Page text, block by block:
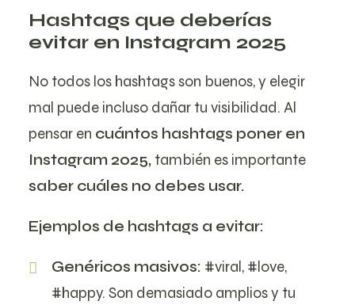
Hashtags que deberías
evitar en Instagram 2025
No todos los hashtags son buenos, y elegir
mal puede incluso dañar tu visibilidad. Al
pensar en cuántos hashtags poner en
Instagram 2025, también es importante
saber cuáles no debes usar.
Ejemplos de hashtags a evitar:
Genéricos masivos: #viral, #love,
#happy. Son demasiado amplios y tu